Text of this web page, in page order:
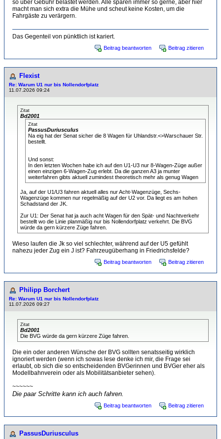
so über Gebühr belastet werden. Alle sparen immer so gerne, aber hier
macht man sich extra die Mühe und scheut keine Kosten, um die
Fahrgäste zu verärgern.
Das Gegenteil von pünktlich ist kariert.
Beitrag beantworten Beitrag zitieren
Flexist
Re: Warum U1 nur bis Nollendorfplatz
11.07.2026 09:24
Zitat
Bd2001
Zitat
PassusDuriusculus
Na eig hat der Senat sicher die 8 Wagen für Uhlandstr.<>Warschauer Str.
bestellt.
Und sonst:
In den letzten Wochen habe ich auf den U1-U3 nur 8-Wagen-Züge außer
einen einzigen 6-Wagen-Zug erlebt. Da die ganzen A3 ja munter
weiterfahren gibts aktuell zumindest theoretisch mehr als genug Wagen
Ja, auf der U1/U3 fahren aktuell alles nur Acht-Wagenzüge, Sechs-
Wagenzüge kommen nur regelmäßig auf der U2 vor. Da liegt es am hohen
Schadstand der JK.
Zur U1: Der Senat hat ja auch acht Wagen für den Spät- und Nachtverkehr
bestellt wo die Linie planmäßig nur bis Nollendorfplatz verkehrt. Die BVG
würde da gern kürzere Züge fahren.
Wieso laufen die Jk so viel schlechter, während auf der U5 gefühlt
nahezu jeder Zug ein J ist? Fahrzeugüberhang in Friedrichsfelde?
Beitrag beantworten Beitrag zitieren
Philipp Borchert
Re: Warum U1 nur bis Nollendorfplatz
11.07.2026 09:27
Zitat
Bd2001
Die BVG würde da gern kürzere Züge fahren.
Die ein oder anderen Wünsche der BVG sollten senatsseitig wirklich
ignoriert werden (wenn ich sowas lese denke ich mir, die Frage sei
erlaubt, ob sich die so entscheidenden BVGerinnen und BVGer eher als
Modellbahnverein oder als Mobilitätsanbieter sehen).
~~~~~~
Die paar Schritte kann ich auch fahren.
Beitrag beantworten Beitrag zitieren
PassusDuriusculus